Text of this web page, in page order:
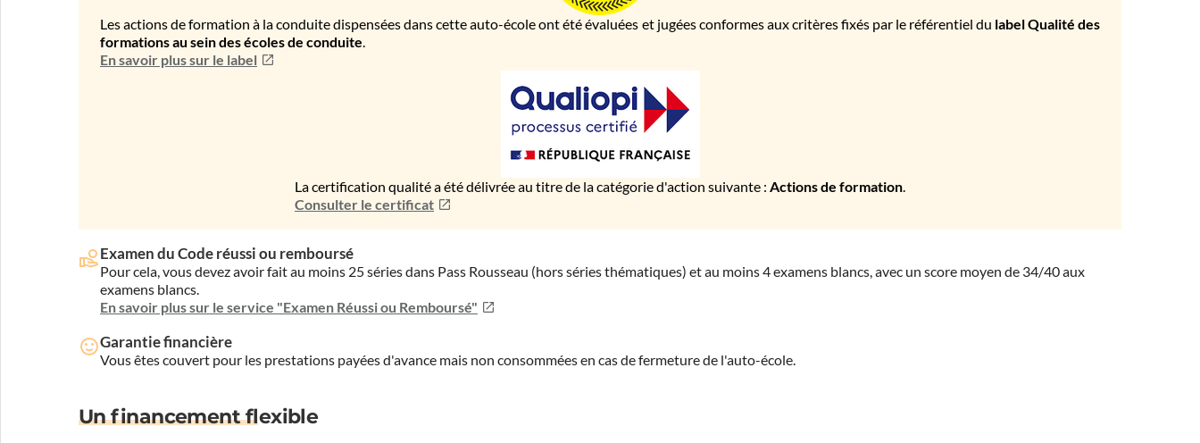
Les actions de formation à la conduite dispensées dans cette auto-école ont été évaluées et jugées conformes aux critères fixés par le référentiel du label Qualité des
formations au sein des écoles de conduite.
En savoir plus sur le label
La certification qualité a été délivrée au titre de la catégorie d'action suivante : Actions de formation.
Consulter le certificat
Examen du Code réussi ou remboursé
Pour cela, vous devez avoir fait au moins 25 séries dans Pass Rousseau (hors séries thématiques) et au moins 4 examens blancs, avec un score moyen de 34/40 aux
examens blancs.
En savoir plus sur le service "Examen Réussi ou Remboursé"
Garantie financière
Vous êtes couvert pour les prestations payées d'avance mais non consommées en cas de fermeture de l'auto-école.
Un financement flexible